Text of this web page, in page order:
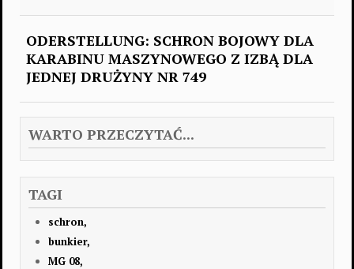
ODERSTELLUNG: SCHRON BOJOWY DLA
KARABINU MASZYNOWEGO Z IZBĄ DLA
JEDNEJ DRUŻYNY NR 749
WARTO PRZECZYTAĆ...
TAGI
schron,
bunkier,
MG 08,